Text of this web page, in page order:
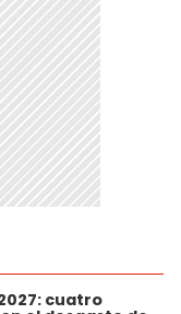
cuatro